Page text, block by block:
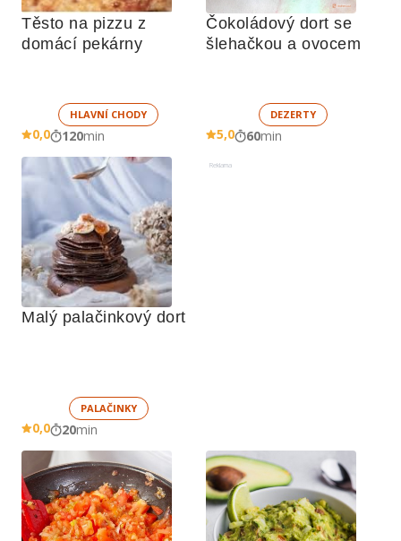
Těsto na pizzu z
domácí pekárny
HLAVNÍ CHODY
0,0 120min
Čokoládový dort se
šlehačkou a ovocem
DEZERTY
5,0 60min
Malý palačinkový dort
PALAČINKY
0,0 20min
Reklama